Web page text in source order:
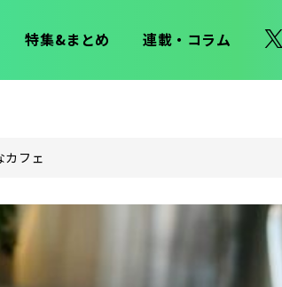
特集&まとめ 連載・コラム
カフェ